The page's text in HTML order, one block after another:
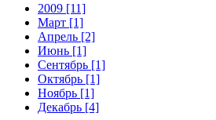
2009 [11]
Март [1]
Апрель [2]
Июнь [1]
Сентябрь [1]
Октябрь [1]
Ноябрь [1]
Декабрь [4]